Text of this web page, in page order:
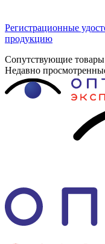
Регистрационные
продукцию
Сопутствующие товары
Недавно